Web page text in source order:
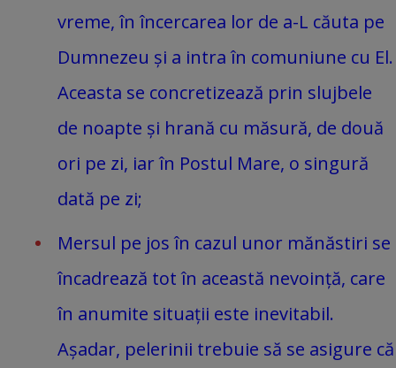
vreme, în încercarea lor de a-L căuta pe
Dumnezeu și a intra în comuniune cu El.
Aceasta se concretizează prin slujbele
de noapte și hrană cu măsură, de două
ori pe zi, iar în Postul Mare, o singură
dată pe zi;
Mersul pe jos în cazul unor mănăstiri se
încadrează tot în această nevoință, care
în anumite situații este inevitabil.
Așadar, pelerinii trebuie să se asigure că